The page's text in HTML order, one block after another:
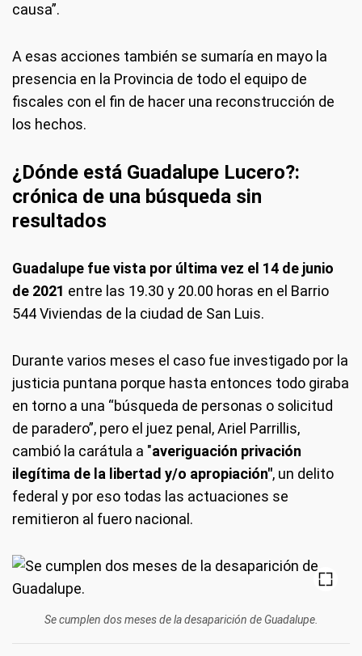
causa”.
A esas acciones también se sumaría en mayo la
presencia en la Provincia de todo el equipo de
fiscales con el fin de hacer una reconstrucción de
los hechos.
¿Dónde está Guadalupe Lucero?:
crónica de una búsqueda sin
resultados
Guadalupe fue vista por última vez el 14 de junio
de 2021 entre las 19.30 y 20.00 horas en el Barrio
544 Viviendas de la ciudad de San Luis.
Durante varios meses el caso fue investigado por la
justicia puntana porque hasta entonces todo giraba
en torno a una “búsqueda de personas o solicitud
de paradero”, pero el juez penal, Ariel Parrillis,
cambió la carátula a "averiguación privación
ilegítima de la libertad y/o apropiación", un delito
federal y por eso todas las actuaciones se
remitieron al fuero nacional.
Se cumplen dos meses de la desaparición de Guadalupe.